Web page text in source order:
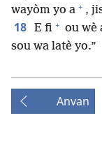
wayòm yo a + ,
18 E fi + ou wè
sou wa latè yo.”
Anvan